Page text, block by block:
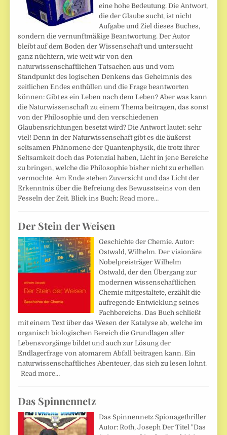
eine hohe Bedeutung. Die Antwort,
die der Glaube sucht, ist nicht
Aufgabe und Ziel dieses Buches,
sondern die vernunftmäßige Beantwortung. Der Autor
bleibt auf dem Boden der Wissenschaft und untersucht
ganz nüchtern, wie weit wir von den
naturwissenschaftlichen Tatsachen aus und vom
Standpunkt des logischen Denkens das Geheimnis des
zeitlichen Endes enthüllen und die Frage beantworten
können: Gibt es ein Leben nach dem Leben? Aber was kann
die Naturwissenschaft zu einem Thema beitragen, das sonst
von der Philosophie und den verschiedenen
Glaubensrichtungen besetzt wird? Die Antwort lautet: sehr
viel! Denn in der Naturwissenschaft gibt es die äußerst
seltsamen Phänomene der Quantenphysik, die trotz ihrer
Seltsamkeit doch das Potenzial haben, Licht in jene Bereiche
zu bringen, welche die Philosophie bisher nicht zu erhellen
vermochte. Am Ende stehen Zuversicht und das Licht der
Erkenntnis über die Befreiung des Bewusstseins von den
Fesseln der Zeit. Blick ins Buch: Read more…
Der Stein der Weisen
Geschichte der Chemie. Autor:
Ostwald, Wilhelm. Der visionäre
Nobelpreisträger Wilhelm
Ostwald, der den Übergang zur
modernen wissenschaftlichen
Chemie mitgestaltete, erzählt die
aufregende Entwicklung seines
Fachbereichs. Das Buch schließt
mit einem Text über das Wesen der Katalyse ab, welche im
organisch biologischen Bereich die Grundlagen aller
Lebensvorgänge bildet und auch zur Lösung der
Endlagerfrage von atomarem Abfall beitragen kann. Ein
naturwissenschaftliches Abenteuer, das sich zu lesen lohnt.
Read more…
Das Spinnennetz
Das Spinnennetz Spionagethriller
Autor: Roth, Joseph Der Titel "Das